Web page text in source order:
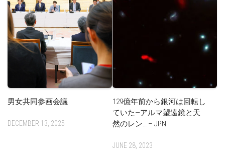
男女共同参画会議
DECEMBER 13, 2025
129億年前から銀河は回転し
ていた—アルマ望遠鏡と天
然のレン… – JPN
JUNE 28, 2023